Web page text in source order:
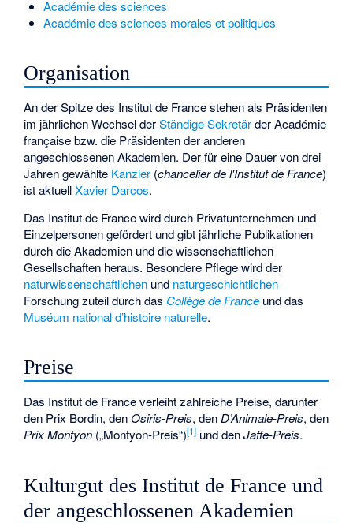
Académie des sciences
Académie des sciences morales et politiques
Organisation
An der Spitze des Institut de France stehen als Präsidenten
im jährlichen Wechsel derStändige Sekretärder Académie
française bzw. die Präsidenten der anderen
angeschlossenen Akademien. Der für eine Dauer von drei
Jahren gewählte Kanzler (chancelier de l'Institut de France)
ist aktuellXavier Darcos.
Das Institut de France wird durch Privatunternehmen und
Einzelpersonen gefördert und gibt jährliche Publikationen
durch die Akademien und die wissenschaftlichen
Gesellschaften heraus. Besondere Pflege wird der
naturwissenschaftlichen und naturgeschichtlichen
Forschung zuteil durch das Collège de France und das
Muséum national d’histoire naturelle.
Preise
Das Institut de France verleiht zahlreiche Preise, darunter
den Prix Bordin, denOsiris-Preis, denD’Animale-Preis, den
Prix Montyon („Montyon-Preis“)[1] und denJaffe-Preis.
Kulturgut des Institut de France und
der angeschlossenen Akademien